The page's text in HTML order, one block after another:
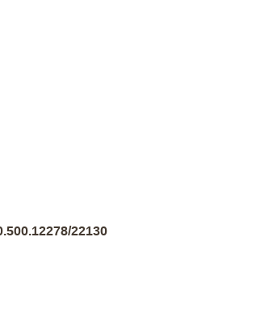
22130